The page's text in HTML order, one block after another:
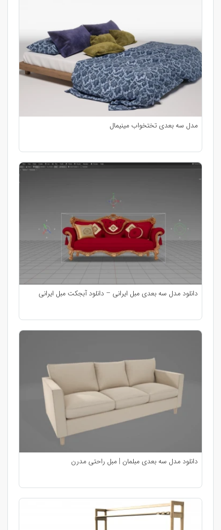
مدل سه بعدی تختخواب مینیمال
دانلود مدل سه بعدی مبل ایرانی – دانلود آبجکت مبل ایرانی
دانلود مدل سه بعدی مبلمان | مبل راحتی مدرن